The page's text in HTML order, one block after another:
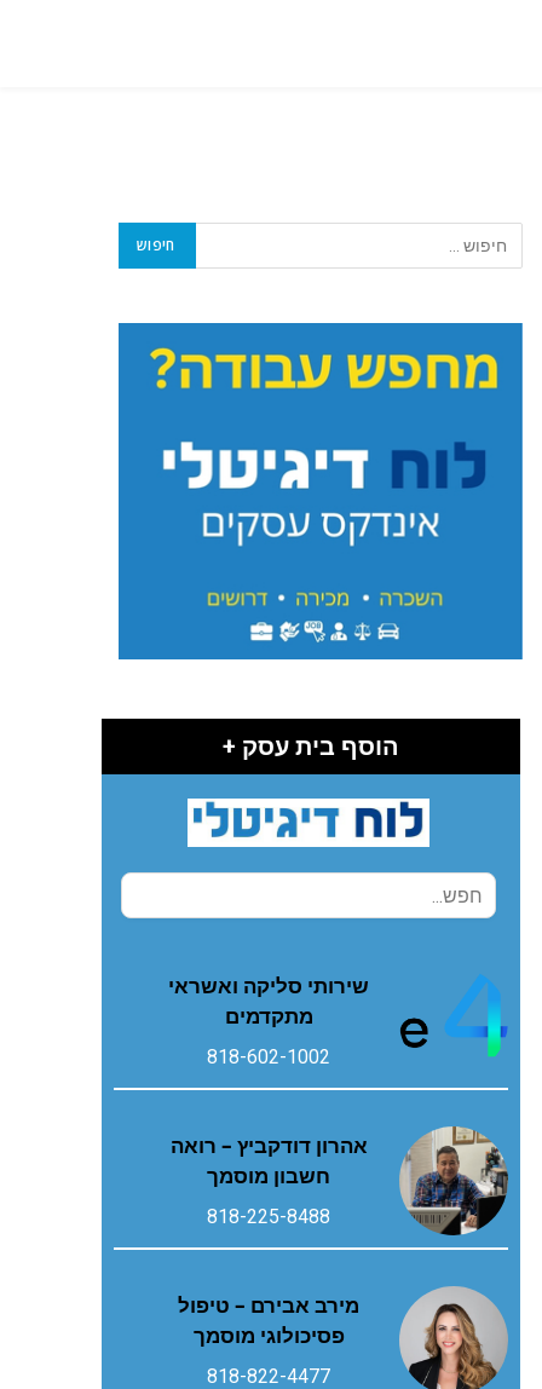
הוסף בית עסק +
שירותי סליקה ואשראי
מתקדמים
818-602-1002
אהרון דודקביץ – רואה
חשבון מוסמך
818-225-8488
מירב אבירם – טיפול
פסיכולוגי מוסמך
818-822-4477